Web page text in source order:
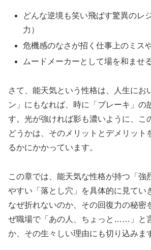
どんな逆境も笑い飛ばす驚異のレ
力）
危機感のなさが招く仕事上のミス
ムードメーカーとして場を和ませ
さて、能天気という性格は、人生にお
ン」にもなれば、時に「ブレーキ」の
す。光が強ければ影も濃いように、こ
どうかは、そのメリットとデメリット
るかにかかっています。
この章では、能天気な性格が持つ「強
やすい「落とし穴」を具体的に見てい
なぜ折れないのか、その回復力の秘密
ぜ職場で「あの人、ちょっと……」と
か、その生々しい理由にも切り込みま